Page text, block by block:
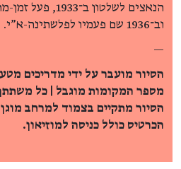
הנאצים לשלטון
וב־1936 שם פעמיו לפלשתינה-א"י.
—
הסיור מועבר על ידי מדריכים
מספר המקומות מוגבל | כל
הסיור מתקיים בצמוד למרחב
הכרטיס כולל כניסה למוזיאון.